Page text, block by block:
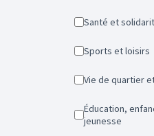
Santé et
Sports et loisirs
Vie de quartier
Éducation, enfance et
jeunesse